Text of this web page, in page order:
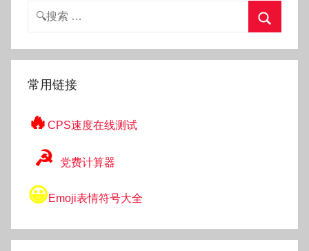
搜
索
常用链接
🔥 CPS速度在线测试
☭ 党费计算器
😀Emoji表情符号大全